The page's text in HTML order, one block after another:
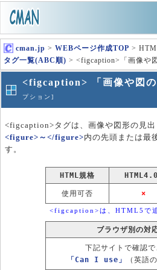
cman.jp > WEBページ作成TOP >
タグ一覧(ABC順) > <figcaption>「画像や
<figcaption> 「画像や図の
プション]
<figcaption>タグは、画像や図形の見出
<figure>～</figure>内の先頭または最
す。
HTML規格
使用可否 ×
<figcaption>は、HTML5で
ブラウザ別の対
下記サイトで確認で
「Can I use」
（英語